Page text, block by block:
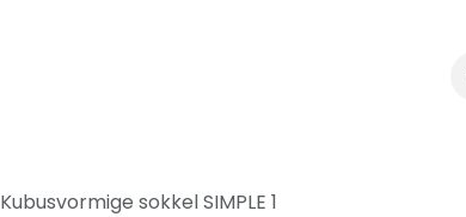
Kubusvormige sokkel SIMPLE 1